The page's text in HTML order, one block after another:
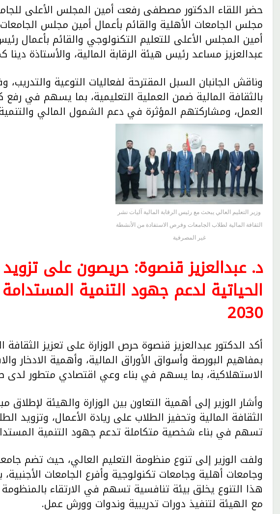
حضر اللقاء الدكتور مصطفى رفعت أمين المجلس الأعلى
مجلس الجامعات الأهلية والقائم بأعمال أمين مجلس
أمين المجلس الأعلى للتعليم التكنولوجي والقائم بأعمال
عبدالعزيز مساعد رئيس هيئة الرقابة المالية، والأستاذة
وناقش الجانبان السبل المقترحة لفعاليات التوعية
بالثقافة المالية ضمن العملية التعليمية، بما يسهم في
العمل، ومشاركتهم المؤثرة في دعم الشمول المالي
وزير التعليم العالي يبحث مع رئيس الرقابة المالية آليات نشر
الثقافة المالية لطلاب الجامعات وفرص الاستفادة من الأنشطة
غير المصرفية
د. عبدالعزيز قنصوة: حريصون على تزويد
الحياتية لدعم جهود التنمية
2030
أكد الدكتور عبدالعزيز قنصوة حرص الوزارة على تعزيز
بمفاهيم البورصة وأسواق الأوراق المالية، وأهمية الادخار
الاستهلاكية، بما يسهم في بناء وعي اقتصادي متطور لدى
وأشار الوزير إلى أهمية التعاون بين الوزارة والهيئة
الثقافة المالية وتحفيز الطلاب على ريادة الأعمال، وتزويد
تسهم في بناء شخصية متكاملة تدعم جهود التنمية
ولفت الوزير إلى تنوع منظومة التعليم العالي، حيث تضم
وجامعات أهلية وجامعات تكنولوجية وأفرع الجامعات
هذا التنوع يخلق بيئة تنافسية تسهم في الارتقاء بالمنظومة
مع الهيئة لتنفيذ دورات تدريبية وندوات وورش عمل.